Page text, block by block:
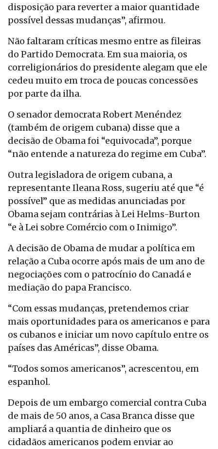
disposição para reverter a maior quantidade
possível dessas mudanças”, afirmou.
Não faltaram críticas mesmo entre as fileiras
do Partido Democrata. Em sua maioria, os
correligionários do presidente alegam que ele
cedeu muito em troca de poucas concessões
por parte da ilha.
O senador democrata Robert Menéndez
(também de origem cubana) disse que a
decisão de Obama foi “equivocada”, porque
“não entende a natureza do regime em Cuba”.
Outra legisladora de origem cubana, a
representante Ileana Ross, sugeriu até que “é
possível” que as medidas anunciadas por
Obama sejam contrárias à Lei Helms-Burton
“e à Lei sobre Comércio com o Inimigo”.
A decisão de Obama de mudar a política em
relação a Cuba ocorre após mais de um ano de
negociações com o patrocínio do Canadá e
mediação do papa Francisco.
“Com essas mudanças, pretendemos criar
mais oportunidades para os americanos e para
os cubanos e iniciar um novo capítulo entre os
países das Américas”, disse Obama.
“Todos somos americanos”, acrescentou, em
espanhol.
Depois de um embargo comercial contra Cuba
de mais de 50 anos, a Casa Branca disse que
ampliará a quantia de dinheiro que os
cidadãos americanos podem enviar ao